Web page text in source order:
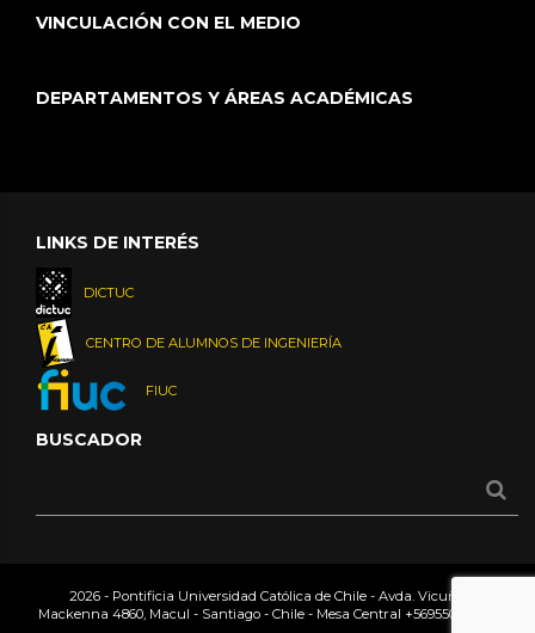
VINCULACIÓN CON EL MEDIO
DEPARTAMENTOS Y ÁREAS ACADÉMICAS
LINKS DE INTERÉS
DICTUC
CENTRO DE ALUMNOS DE INGENIERÍA
FIUC
BUSCADOR
2026 - Pontificia Universidad Católica de Chile - Avda. Vicuña
Mackenna 4860, Macul - Santiago - Chile - Mesa Central +56955042000